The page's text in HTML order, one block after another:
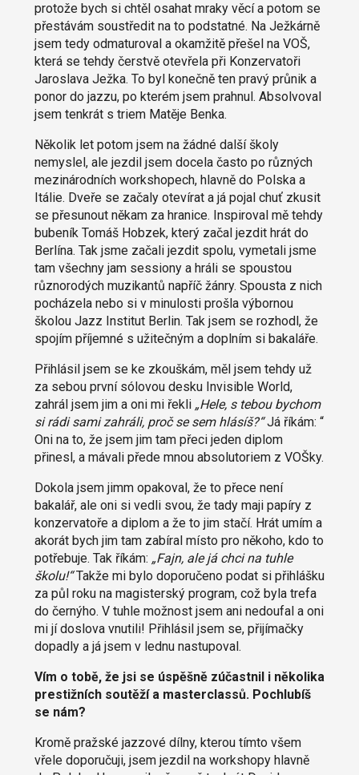
protože bych si chtěl osahat mraky věcí a potom se
přestávám soustředit na to podstatné. Na Ježkárně
jsem tedy odmaturoval a okamžitě přešel na VOŠ,
která se tehdy čerstvě otevřela při Konzervatoři
Jaroslava Ježka. To byl konečně ten pravý průnik a
ponor do jazzu, po kterém jsem prahnul. Absolvoval
jsem tenkrát s triem Matěje Benka.
Několik let potom jsem na žádné další školy
nemyslel, ale jezdil jsem docela často po různých
mezinárodních workshopech, hlavně do Polska a
Itálie. Dveře se začaly otevírat a já pojal chuť zkusit
se přesunout někam za hranice. Inspiroval mě tehdy
bubeník Tomáš Hobzek, který začal jezdit hrát do
Berlína. Tak jsme začali jezdit spolu, vymetali jsme
tam všechny jam sessiony a hráli se spoustou
různorodých muzikantů napříč žánry. Spousta z nich
pocházela nebo si v minulosti prošla výbornou
školou Jazz Institut Berlin. Tak jsem se rozhodl, že
spojím příjemné s užitečným a doplním si bakaláře.
Přihlásil jsem se ke zkouškám, měl jsem tehdy už
za sebou první sólovou desku Invisible World,
zahrál jsem jim a oni mi řekli „Hele, s tebou bychom
si rádi sami zahráli, proč se sem hlásíš?“Já říkám: “
Oni na to, že jsem jim tam přeci jeden diplom
přinesl, a mávali přede mnou absolutoriem z VOŠky.
Dokola jsem jimm opakoval, že to přece není
bakalář, ale oni si vedli svou, že tady maji papíry z
konzervatoře a diplom a že to jim stačí. Hrát umím a
akorát bych jim tam zabíral místo pro někoho, kdo to
potřebuje. Tak říkám: „Fajn, ale já chci na tuhle
školu!“Takže mi bylo doporučeno podat si přihlášku
za půl roku na magisterský program, což byla trefa
do černýho. V tuhle možnost jsem ani nedoufal a oni
mi jí doslova vnutili! Přihlásil jsem se, přijímačky
dopadly a já jsem v lednu nastupoval.
Vím o tobě, že jsi se úspěšně zúčastnil i několika
prestižních soutěží a masterclassů. Pochlubíš
se nám?
Kromě pražské jazzové dílny, kterou tímto všem
vřele doporučuji, jsem jezdil na workshopy hlavně